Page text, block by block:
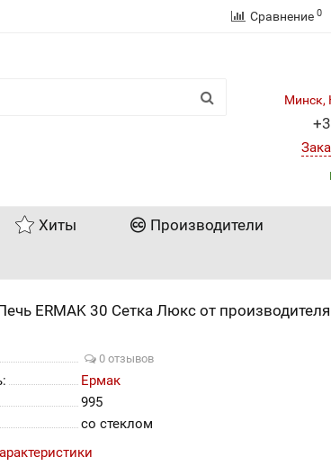
Сравнение 0
Минск,
Хиты
Производители
ERMAK 30 Сетка Люкс от
0 отзывов
Ермак
995
со стеклом